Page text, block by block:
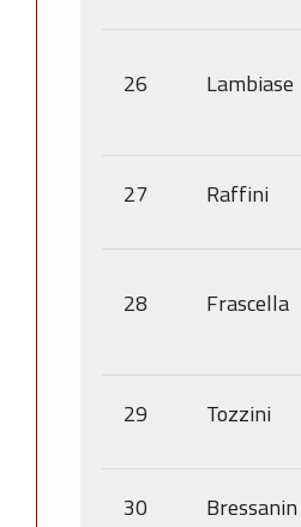
26 Lambiase
27 Raffini
28 Frascella
29 Tozzini
30 Bressanin